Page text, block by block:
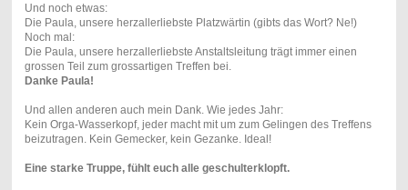
Und noch etwas:
Die Paula, unsere herzallerliebste Platzwärtin (gibts das Wort? Ne!)
Noch mal:
Die Paula, unsere herzallerliebste Anstaltsleitung trägt immer einen
grossen Teil zum grossartigen Treffen bei.
Danke Paula!
Und allen anderen auch mein Dank. Wie jedes Jahr:
Kein Orga-Wasserkopf, jeder macht mit um zum Gelingen des Treffens
beizutragen. Kein Gemecker, kein Gezanke. Ideal!
Eine starke Truppe, fühlt euch alle geschulterklopft.